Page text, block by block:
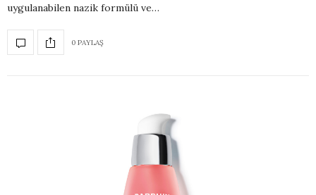
uygulanabilen nazik formülü ve…
0 PAYLAŞ